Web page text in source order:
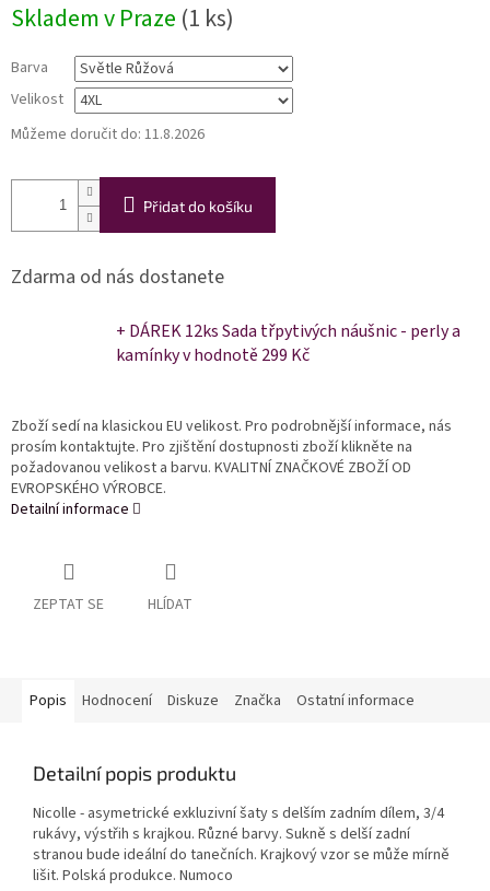
cena:
Skladem v Praze (1 ks)
Barva
Velikost
Můžeme doručit do: 11.8.2026
Přidat do košíku
Zdarma od nás dostanete
+ DÁREK 12ks Sada třpytivých náušnic - perly a
kamínkyv hodnotě 299 Kč
Zboží sedí na klasickou EU velikost. Pro podrobnější informace, nás
prosím kontaktujte. Pro zjištění dostupnosti zboží klikněte na
požadovanou velikost a barvu. KVALITNÍ ZNAČKOVÉ ZBOŽÍ OD
EVROPSKÉHO VÝROBCE.
Detailní informace
ZEPTAT SE HLÍDAT
Popis Hodnocení Diskuze Značka Ostatní informace
Detailní popis produktu
Nicolle - asymetrické exkluzivní šaty s delším zadním dílem, 3/4
rukávy, výstřih s krajkou. Různé barvy. Sukně s delší zadní
stranou bude ideální do tanečních. Krajkový vzor se může mírně
lišit. Polská produkce. Numoco